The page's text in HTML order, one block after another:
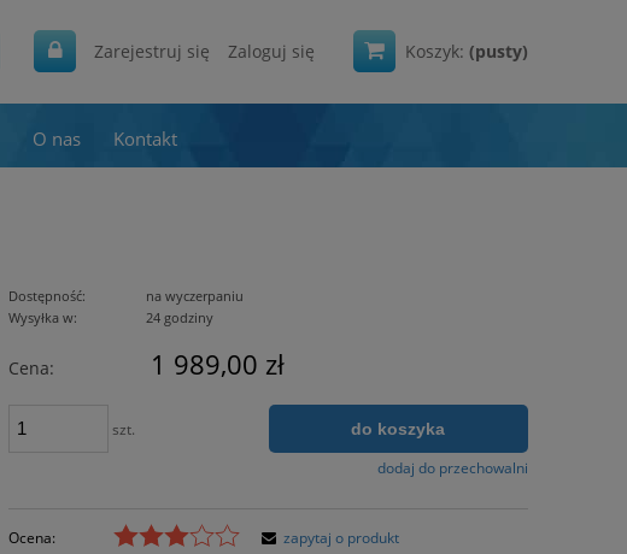
Koszyk: (pusty)
Zarejestruj się Zaloguj się
O nas Kontakt
Dostępność:
na wyczerpaniu
Wysyłka w:
24 godziny
Cena: 1 989,00 zł
szt. do koszyka
dodaj do przechowalni
Ocena:
zapytaj o produkt